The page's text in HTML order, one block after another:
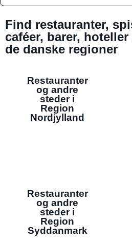
Find restauranter,
caféer, barer,
de danske regioner
Restauranter
og andre
steder i
Region
Nordjylland
Restauranter
og andre
steder i
Region
Syddanmark